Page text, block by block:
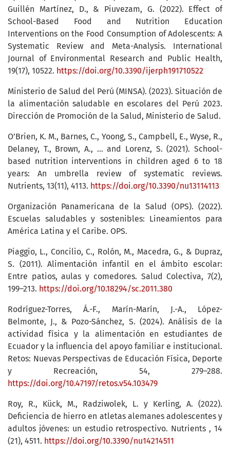
Guillén Martínez, D., & Piuvezam, G. (2022). Effect of
School-Based Food and Nutrition Education
Interventions on the Food Consumption of Adolescents: A
Systematic Review and Meta-Analysis. International
Journal of Environmental Research and Public Health,
19(17), 10522. https://doi.org/10.3390/ijerph191710522
Ministerio de Salud del Perú (MINSA). (2023). Situación de
la alimentación saludable en escolares del Perú 2023.
Dirección de Promoción de la Salud, Ministerio de Salud.
O’Brien, K. M., Barnes, C., Yoong, S., Campbell, E., Wyse, R.,
Delaney, T., Brown, A., … and Lorenz, S. (2021). School-
based nutrition interventions in children aged 6 to 18
years: An umbrella review of systematic reviews.
Nutrients, 13(11), 4113. https://doi.org/10.3390/nu13114113
Organización Panamericana de la Salud (OPS). (2022).
Escuelas saludables y sostenibles: Lineamientos para
América Latina y el Caribe. OPS.
Piaggio, L., Concilio, C., Rolón, M., Macedra, G., & Dupraz,
S. (2011). Alimentación infantil en el ámbito escolar:
Entre patios, aulas y comedores. Salud Colectiva, 7(2),
199–213. https://doi.org/10.18294/sc.2011.380
Rodríguez-Torres, Á.-F., Marín-Marín, J.-A., López-
Belmonte, J., & Pozo-Sánchez, S. (2024). Análisis de la
actividad física y la alimentación en estudiantes de
Ecuador y la influencia del apoyo familiar e institucional.
Retos: Nuevas Perspectivas de Educación Física, Deporte
y Recreación, 54, 279–288.
https://doi.org/10.47197/retos.v54.103479
Roy, R., Kück, M., Radziwolek, L. y Kerling, A. (2022).
Deficiencia de hierro en atletas alemanes adolescentes y
adultos jóvenes: un estudio retrospectivo. Nutrients , 14
(21), 4511. https://doi.org/10.3390/nu14214511